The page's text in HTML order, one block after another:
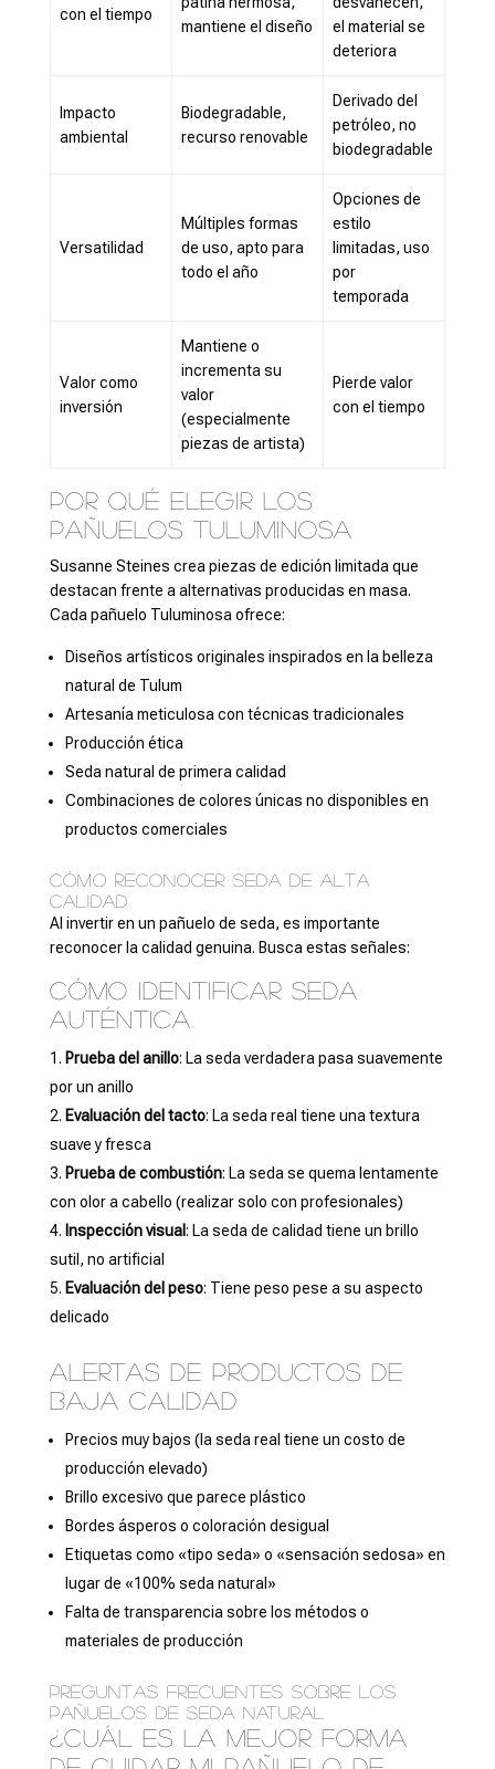
con el tiempo
mantiene el diseño
el material se
deteriora
Impacto
ambiental
Biodegradable,
recurso renovable
Derivado del
petróleo, no
biodegradable
Versatilidad
Múltiples formas
de uso, apto para
todo el año
Opciones de
estilo
limitadas, uso
por
temporada
Valor como
inversión
Mantiene o
incrementa su
valor
(especialmente
piezas de artista)
Pierde valor
con el tiempo
Por qué elegir los
pañuelos Tuluminosa
Susanne Steines crea piezas de edición limitada que
destacan frente a alternativas producidas en masa.
Cada pañuelo Tuluminosa ofrece:
Diseños artísticos originales inspirados en la belleza
natural de Tulum
Artesanía meticulosa con técnicas tradicionales
Producción ética
Seda natural de primera calidad
Combinaciones de colores únicas no disponibles en
productos comerciales
Cómo reconocer seda de alta
calidad
Al invertir en un pañuelo de seda, es importante
reconocer la calidad genuina. Busca estas señales:
Cómo identificar seda
auténtica
Prueba del anillo: La seda verdadera pasa suavemente
por un anillo
Evaluación del tacto: La seda real tiene una textura
suave y fresca
Prueba de combustión: La seda se quema lentamente
con olor a cabello (realizar solo con profesionales)
Inspección visual: La seda de calidad tiene un brillo
sutil, no artificial
Evaluación del peso: Tiene peso pese a su aspecto
delicado
Alertas de productos de
baja calidad
Precios muy bajos (la seda real tiene un costo de
producción elevado)
Brillo excesivo que parece plástico
Bordes ásperos o coloración desigual
Etiquetas como «tipo seda» o «sensación sedosa» en
lugar de «100% seda natural»
Falta de transparencia sobre los métodos o
materiales de producción
Preguntas frecuentes sobre los
pañuelos de seda natural
¿Cuál es la mejor forma